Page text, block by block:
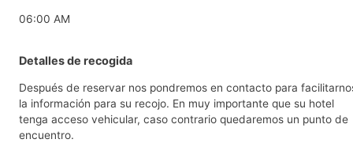
06:00 AM
Detalles de recogida
Después de reservar nos pondremos en contacto para
la información para su recojo. En muy importante que su hotel
tenga acceso vehicular, caso contrario quedaremos un punto de
encuentro.